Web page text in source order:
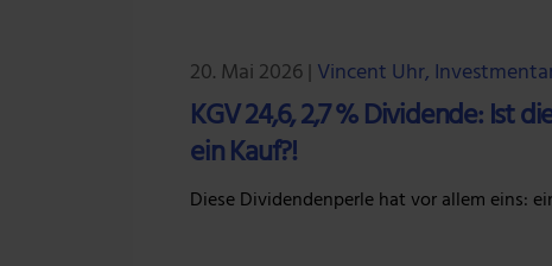
20. Mai 2026 | Vincent Uhr,
KGV 24,6, 2,7 % Dividende: Ist
ein Kauf?!
Diese Dividendenperle hat vor allem eins: